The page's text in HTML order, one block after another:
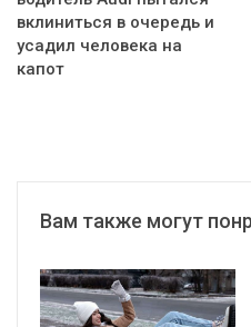
вклиниться в очередь и
усадил человека на
капот
Вам также могут